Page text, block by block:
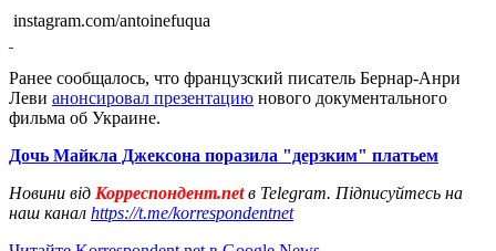
instagram.com/antoinefuqua
Ранее сообщалось, что французский писатель Бернар-Анри
Леви анонсировал презентацию нового документального
фильма об Украине.
Дочь Майкла Джексона поразила "дерзким" платьем
Новини від Корреспондент.netв Telegram. Підписуйтесь на
наш канал https://t.me/korrespondentnet